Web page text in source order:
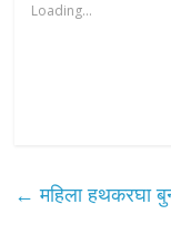
Loading...
← महिला हथकरघा